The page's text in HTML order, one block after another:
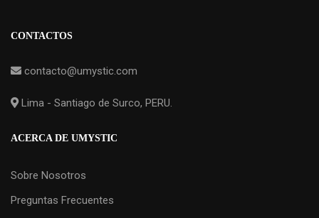
CONTACTOS
contacto@umystic.com
Lima - Santiago de Surco, PERU.
ACERCA DE UMYSTIC
Sobre Nosotros
Preguntas Frecuentes